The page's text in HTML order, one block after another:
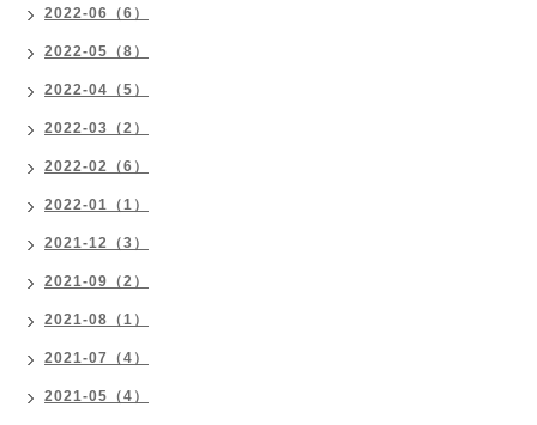
2022-06（6）
2022-05（8）
2022-04（5）
2022-03（2）
2022-02（6）
2022-01（1）
2021-12（3）
2021-09（2）
2021-08（1）
2021-07（4）
2021-05（4）